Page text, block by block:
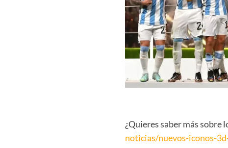
¿Quieres saber más sobre
noticias/nuevos-iconos-